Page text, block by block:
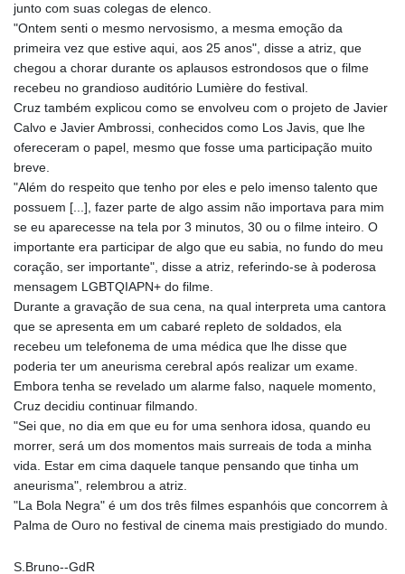
junto com suas colegas de elenco.
"Ontem senti o mesmo nervosismo, a mesma emoção da
primeira vez que estive aqui, aos 25 anos", disse a atriz, que
chegou a chorar durante os aplausos estrondosos que o filme
recebeu no grandioso auditório Lumière do festival.
Cruz também explicou como se envolveu com o projeto de Javier
Calvo e Javier Ambrossi, conhecidos como Los Javis, que lhe
ofereceram o papel, mesmo que fosse uma participação muito
breve.
"Além do respeito que tenho por eles e pelo imenso talento que
possuem [...], fazer parte de algo assim não importava para mim
se eu aparecesse na tela por 3 minutos, 30 ou o filme inteiro. O
importante era participar de algo que eu sabia, no fundo do meu
coração, ser importante", disse a atriz, referindo-se à poderosa
mensagem LGBTQIAPN+ do filme.
Durante a gravação de sua cena, na qual interpreta uma cantora
que se apresenta em um cabaré repleto de soldados, ela
recebeu um telefonema de uma médica que lhe disse que
poderia ter um aneurisma cerebral após realizar um exame.
Embora tenha se revelado um alarme falso, naquele momento,
Cruz decidiu continuar filmando.
"Sei que, no dia em que eu for uma senhora idosa, quando eu
morrer, será um dos momentos mais surreais de toda a minha
vida. Estar em cima daquele tanque pensando que tinha um
aneurisma", relembrou a atriz.
"La Bola Negra" é um dos três filmes espanhóis que concorrem à
Palma de Ouro no festival de cinema mais prestigiado do mundo.
S.Bruno--GdR